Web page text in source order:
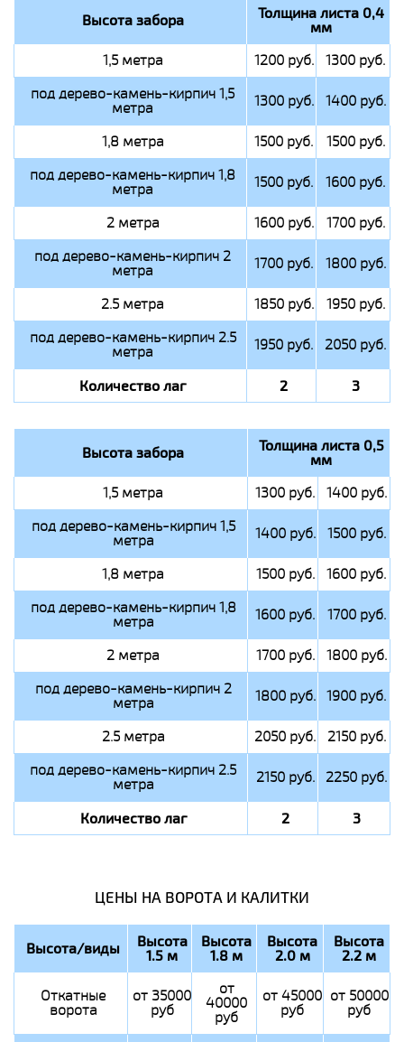
Высота забора Толщина листа 0,4
мм
1,5 метра 1200 руб.
1300 руб.
под дерево-камень-кирпич 1,5
метра 1300 руб. 1400 руб.
1,8 метра 1500 руб.
1500 руб.
под дерево-камень-кирпич 1,8
метра 1500 руб. 1600 руб.
2 метра 1600 руб.
1700 руб.
под дерево-камень-кирпич 2
метра 1700 руб. 1800 руб.
2.5 метра 1850 руб.
1950 руб.
под дерево-камень-кирпич 2.5
метра 1950 руб. 2050 руб.
Количество лаг 2 3
Высота забора Толщина листа 0,5
мм
1,5 метра 1300 руб.
1400 руб.
под дерево-камень-кирпич 1,5
метра 1400 руб. 1500 руб.
1,8 метра 1500 руб.
1600 руб.
под дерево-камень-кирпич 1,8
метра 1600 руб. 1700 руб.
2 метра 1700 руб.
1800 руб.
под дерево-камень-кирпич 2
метра 1800 руб. 1900 руб.
2.5 метра 2050 руб.
2150 руб.
под дерево-камень-кирпич 2.5
метра 2150 руб. 2250 руб.
Количество лаг 2 3
ЦЕНЫ НА ВОРОТА И КАЛИТКИ
Высота/виды Высота
1.5 м
Высота
1.8 м
Высота
2.0 м
Высота
2.2 м
Откатные
ворота
от 35000
руб
от
40000
руб
от 45000
руб
от 50000
руб